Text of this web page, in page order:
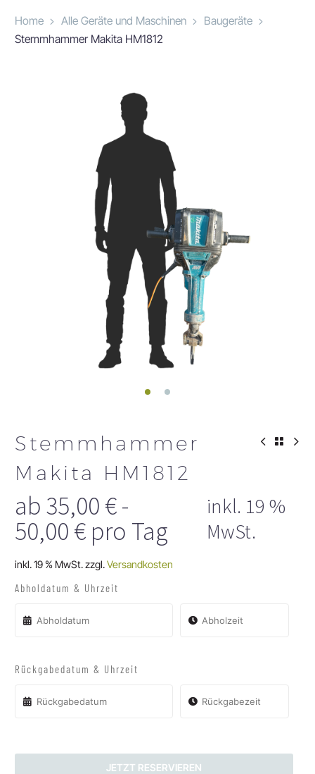
Home Alle Geräte und Maschinen
Baugeräte
Stemmhammer Makita HM1812
Stemmhammer
Makita HM1812
ab 35,00 €-
50,00 € pro Tag
inkl. 19 %
MwSt.
inkl. 19 % MwSt.zzgl.Versandkosten
Abholdatum & Uhrzeit
Rückgabedatum & Uhrzeit
JETZT RESERVIEREN